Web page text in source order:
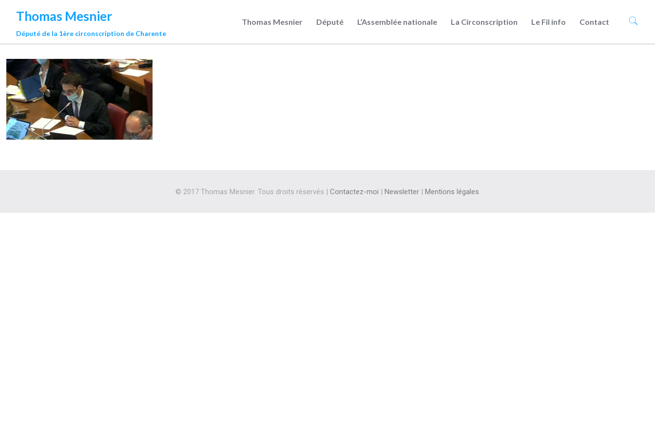
Thomas Mesnier
Député de la 1ère circonscription de Charente
Thomas Mesnier Député L’Assemblée nationale La Circonscription Le Fil info Contact
© 2017 Thomas Mesnier. Tous droits réservés |Contactez-moi |Newsletter |Mentions légales